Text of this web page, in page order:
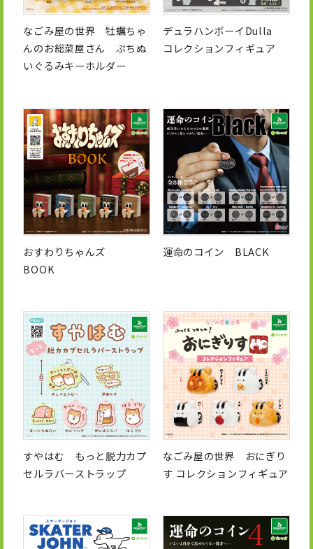
なごみ屋の世界 牡蠣ちゃ
んのお総菜屋さん ぷちぬ
いぐるみキーホルダー
デュラハンボーイDulla
コレクションフィギュア
おすわりちゃんズ
BOOK
運命のコイン BLACK
すやはむ もっと脱力カプ
セルラバーストラップ
なごみ屋の世界 おにぎり
す コレクションフィギュア